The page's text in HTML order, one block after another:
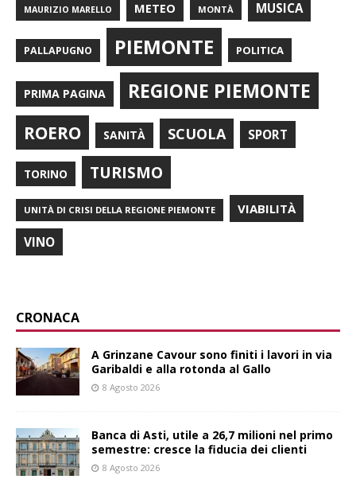
MAURIZIO MARELLO METEO MONTÀ MUSICA
PALLAPUGNO PIEMONTE POLITICA
PRIMA PAGINA REGIONE PIEMONTE
ROERO SANITÀ SCUOLA SPORT
TORINO TURISMO
UNITÀ DI CRISI DELLA REGIONE PIEMONTE VIABILITÀ
VINO
CRONACA
A Grinzane Cavour sono finiti i lavori in via
Garibaldi e alla rotonda al Gallo
8 Agosto 2026
Banca di Asti, utile a 26,7 milioni nel primo
semestre: cresce la fiducia dei clienti
8 Agosto 2026